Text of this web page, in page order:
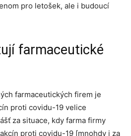
pro letošek, ale i budoucí
farmaceutické
farmaceutických firem je
proti covidu-19 velice
za situace, kdy farma firmy
proti covidu-19 [mnohdy i za